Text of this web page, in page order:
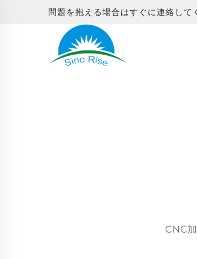
問題を抱える場合はすぐに連絡して
CNC